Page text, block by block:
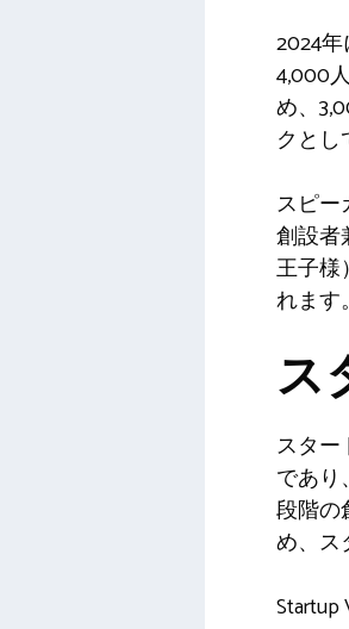
2024
4,000
め、
クとし
スピー
創設者
王子様
れます。
ス
スタ
であり
段階の
め、ス
Startup